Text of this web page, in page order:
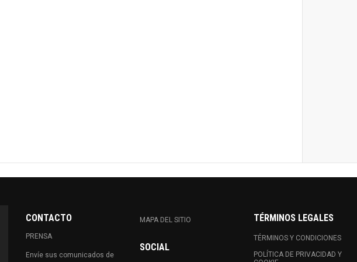
CONTACTO
PRENSA
Envíe sus comunicados de
MAPA DEL SITIO
SOCIAL
TÉRMINOS LEGALES
TÉRMINOS Y CONDICIONES
POLÍTICA DE PRIVACIDAD Y